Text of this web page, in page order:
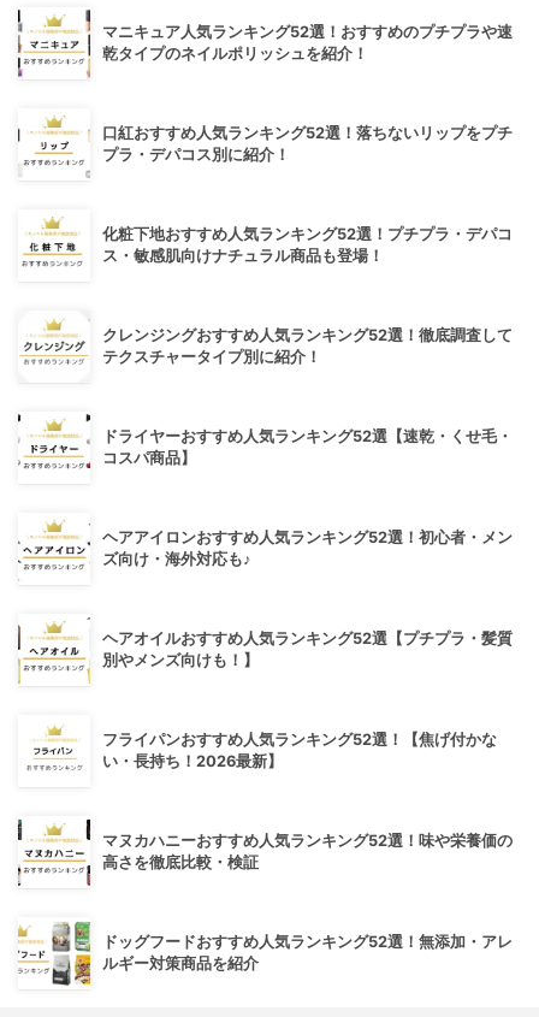
マニキュア人気ランキング52選！おすすめのプチプラや速
乾タイプのネイルポリッシュを紹介！
口紅おすすめ人気ランキング52選！落ちないリップをプチ
プラ・デパコス別に紹介！
化粧下地おすすめ人気ランキング52選！プチプラ・デパコ
ス・敏感肌向けナチュラル商品も登場！
クレンジングおすすめ人気ランキング52選！徹底調査して
テクスチャータイプ別に紹介！
ドライヤーおすすめ人気ランキング52選【速乾・くせ毛・
コスパ商品】
ヘアアイロンおすすめ人気ランキング52選！初心者・メン
ズ向け・海外対応も♪
ヘアオイルおすすめ人気ランキング52選【プチプラ・髪質
別やメンズ向けも！】
フライパンおすすめ人気ランキング52選！【焦げ付かな
い・長持ち！2026最新】
マヌカハニーおすすめ人気ランキング52選！味や栄養価の
高さを徹底比較・検証
ドッグフードおすすめ人気ランキング52選！無添加・アレ
ルギー対策商品を紹介